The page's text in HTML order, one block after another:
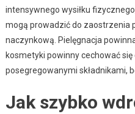
intensywnego wysiłku
mogą prowadzić do zaostrzenia
naczynkową. Pielęgnacja
kosmetyki powinny cechować
posegregowanymi składnikami,
Jak szybko